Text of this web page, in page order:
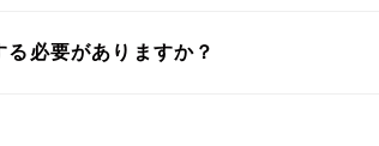
必要がありますか？